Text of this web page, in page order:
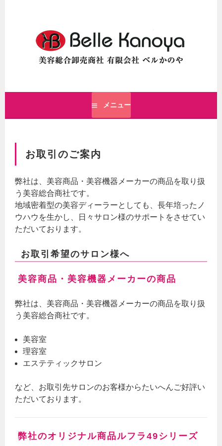
ベルかのや公式サイト
メニュー
お取引のご案内
弊社は、美容商品・美容機器メーカーの商品を取り扱
う美容総合商社です。
地域密着型の美容ディーラーとしても、長年培ったノ
ウハウを生かし、日々サロン様のサポートをさせてい
ただいております。
お取引希望のサロン様へ
美容商品・美容機器メーカーの商品
弊社は、美容商品・美容機器メーカーの商品を取り扱
う美容総合商社です。
美容室
理容室
エステティックサロン
など、お取引先サロンのお客様からたいへんご好評い
ただいております。
弊社のオリジナル商品ルフラ49シリーズ